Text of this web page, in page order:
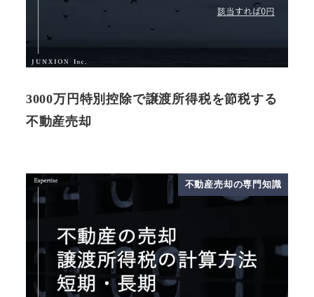
3000万円特別控除で譲渡所得税を節税する
不動産売却
不動産売却の専門知識